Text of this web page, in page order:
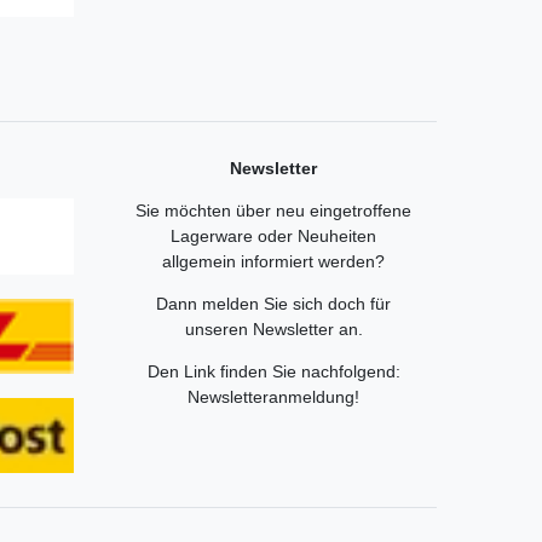
Newsletter
Sie möchten über neu eingetroffene
Lagerware oder Neuheiten
allgemein informiert werden?
Dann melden Sie sich doch für
unseren Newsletter an.
Den Link finden Sie nachfolgend:
Newsletteranmeldung!